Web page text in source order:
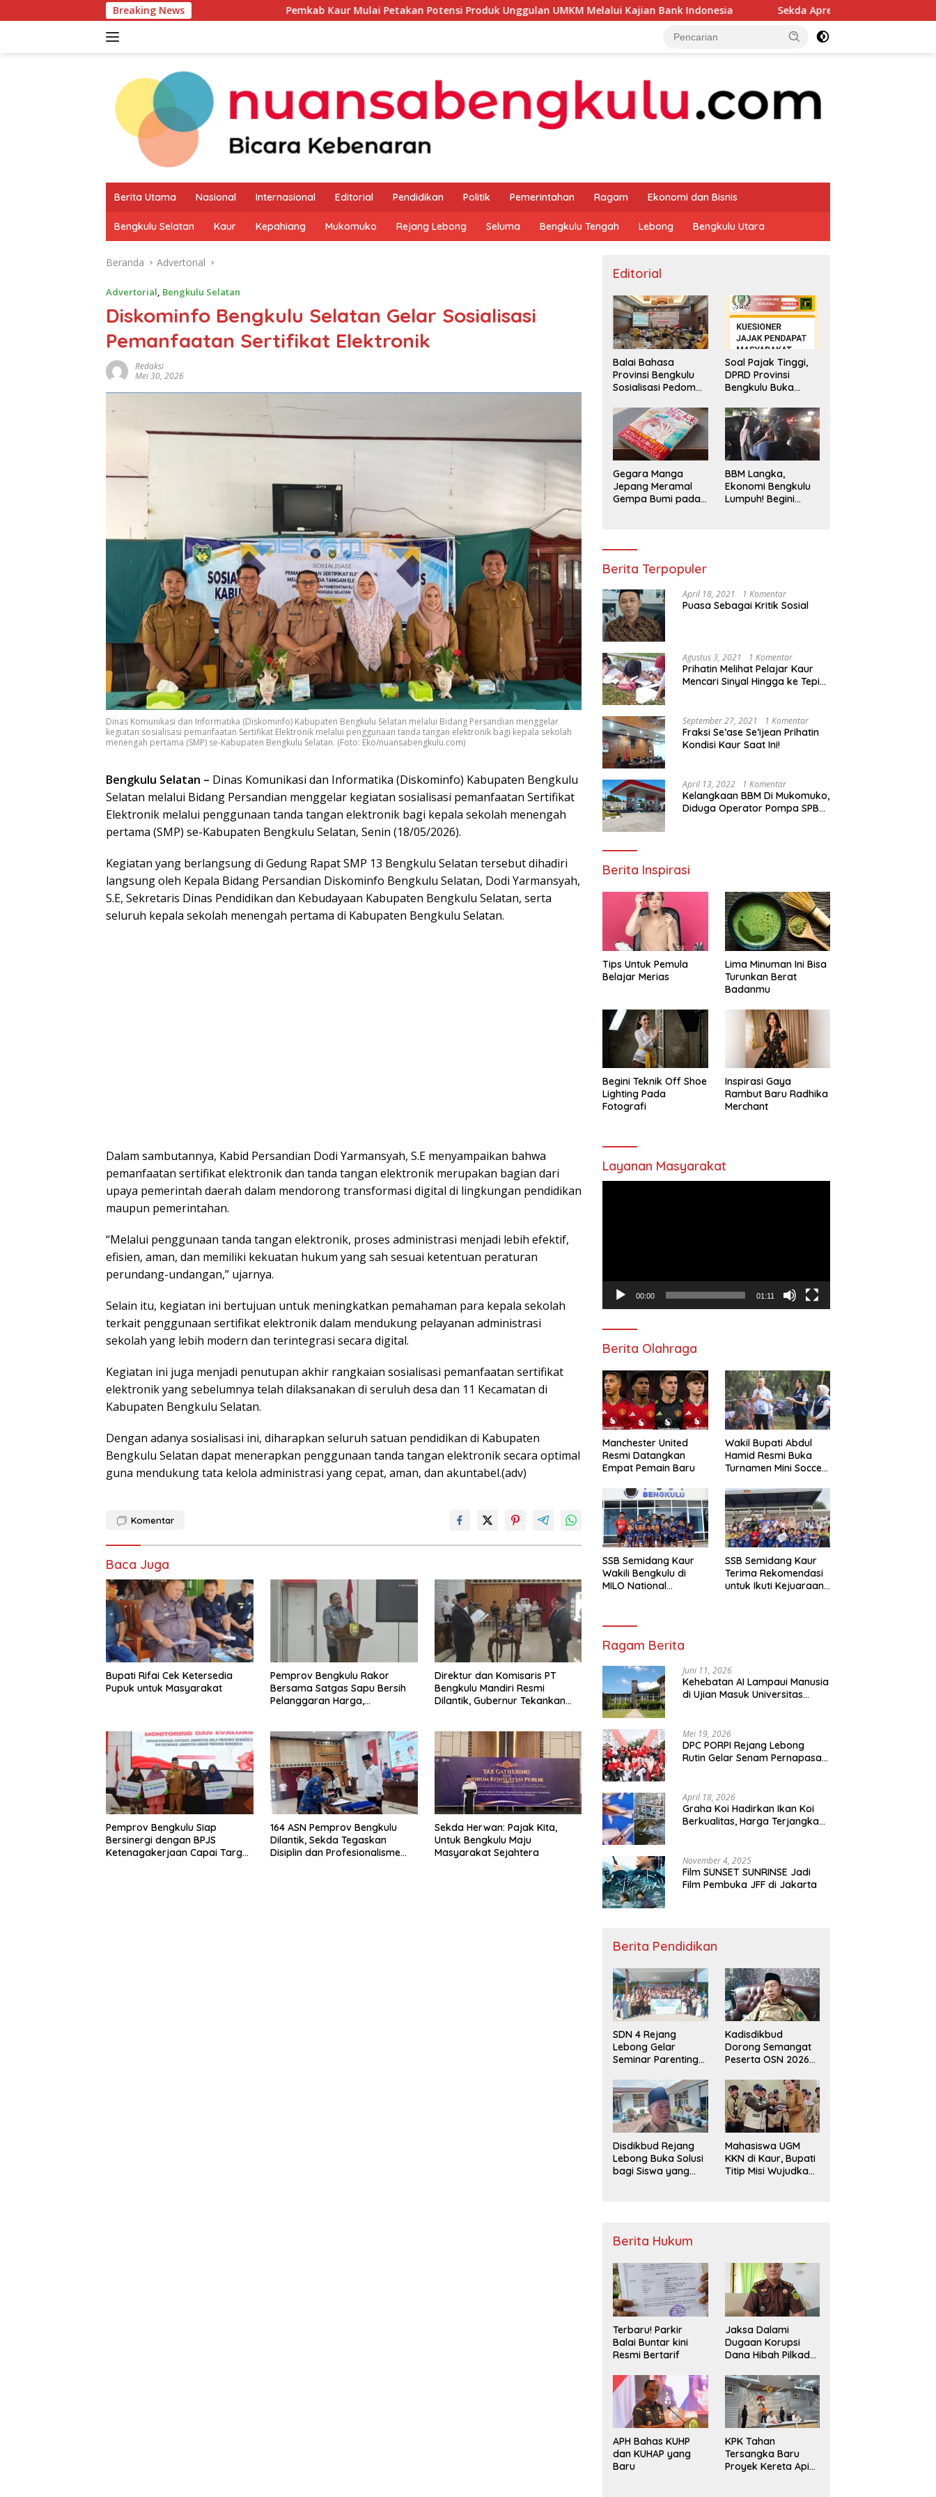
ke
Breaking News Pemkab Kaur Mulai Petakan Potensi Produk Unggulan UMKM Melalui Kajian Bank Indonesia Sekda Apresiasi Inspektorat Provinsi Bengkulu
Berita Utama Nasional Internasional Editorial Pendidikan Politik Pemerintahan Ragam Ekonomi dan Bisnis
Bengkulu Selatan Kaur Kepahiang Mukomuko Rejang Lebong Seluma Bengkulu Tengah Lebong Bengkulu Utara
Beranda Advertorial
Advertorial, Bengkulu Selatan
Diskominfo Bengkulu Selatan Gelar Sosialisasi
Pemanfaatan Sertifikat Elektronik
Redaksi
Mei 30, 2026
Dinas Komunikasi dan Informatika (Diskominfo) Kabupaten Bengkulu Selatan melalui Bidang Persandian menggelar
kegiatan sosialisasi pemanfaatan Sertifikat Elektronik melalui penggunaan tanda tangan elektronik bagi kepala sekolah
menengah pertama (SMP) se-Kabupaten Bengkulu Selatan. (Foto: Eko/nuansabengkulu.com)
Bengkulu Selatan – Dinas Komunikasi dan Informatika (Diskominfo) Kabupaten Bengkulu
Selatan melalui Bidang Persandian menggelar kegiatan sosialisasi pemanfaatan Sertifikat
Elektronik melalui penggunaan tanda tangan elektronik bagi kepala sekolah menengah
pertama (SMP) se-Kabupaten Bengkulu Selatan, Senin (18/05/2026).
Kegiatan yang berlangsung di Gedung Rapat SMP 13 Bengkulu Selatan tersebut dihadiri
langsung oleh Kepala Bidang Persandian Diskominfo Bengkulu Selatan, Dodi Yarmansyah,
S.E, Sekretaris Dinas Pendidikan dan Kebudayaan Kabupaten Bengkulu Selatan, serta
seluruh kepala sekolah menengah pertama di Kabupaten Bengkulu Selatan.
Dalam sambutannya, Kabid Persandian Dodi Yarmansyah, S.E menyampaikan bahwa
pemanfaatan sertifikat elektronik dan tanda tangan elektronik merupakan bagian dari
upaya pemerintah daerah dalam mendorong transformasi digital di lingkungan pendidikan
maupun pemerintahan.
“Melalui penggunaan tanda tangan elektronik, proses administrasi menjadi lebih efektif,
efisien, aman, dan memiliki kekuatan hukum yang sah sesuai ketentuan peraturan
perundang-undangan,” ujarnya.
Selain itu, kegiatan ini bertujuan untuk meningkatkan pemahaman para kepala sekolah
terkait penggunaan sertifikat elektronik dalam mendukung pelayanan administrasi
sekolah yang lebih modern dan terintegrasi secara digital.
Kegiatan ini juga menjadi penutupan akhir rangkaian sosialisasi pemanfaatan sertifikat
elektronik yang sebelumnya telah dilaksanakan di seruluh desa dan 11 Kecamatan di
Kabupaten Bengkulu Selatan.
Dengan adanya sosialisasi ini, diharapkan seluruh satuan pendidikan di Kabupaten
Bengkulu Selatan dapat menerapkan penggunaan tanda tangan elektronik secara optimal
guna mendukung tata kelola administrasi yang cepat, aman, dan akuntabel.(adv)
Komentar
Baca Juga
Bupati Rifai Cek Ketersedia
Pupuk untuk Masyarakat
Pemprov Bengkulu Rakor
Bersama Satgas Sapu Bersih
Pelanggaran Harga,
Sorotan
Direktur dan Komisaris PT
Bengkulu Mandiri Resmi
Dilantik, Gubernur Tekankan
Pemprov Bengkulu Siap
Bersinergi dengan BPJS
Ketenagakerjaan Capai Target
164 ASN Pemprov Bengkulu
Dilantik, Sekda Tegaskan
Disiplin dan Profesionalisme
Sekda Herwan: Pajak Kita,
Untuk Bengkulu Maju
Masyarakat Sejahtera
Editorial
Balai Bahasa
Provinsi Bengkulu
Sosialisasi Pedoman
Penggunaan
Bahasa Indonesia
Soal Pajak Tinggi,
DPRD Provinsi
Bengkulu Buka
Pengaduan
Masyarakat
Gegara Manga
Jepang Meramal
Gempa Bumi pada
BBM Langka,
Ekonomi Bengkulu
Lumpuh! Begini
Berita Terpopuler
April 18, 2021 1 Komentar
Puasa Sebagai Kritik Sosial
Agustus 3, 2021 1 Komentar
Prihatin Melihat Pelajar Kaur
Mencari Sinyal Hingga ke Tepi
Segera Bertindak
September 27, 2021 1 Komentar
Fraksi Se’ase Se’ijean Prihatin
Kondisi Kaur Saat Ini!
April 13, 2022 1 Komentar
Kelangkaan BBM Di Mukomuko,
Diduga Operator Pompa SPBU
Berita Inspirasi
Tips Untuk Pemula
Belajar Merias
Lima Minuman Ini Bisa
Turunkan Berat
Badanmu
Begini Teknik Off Shoe
Lighting Pada
Fotografi
Inspirasi Gaya
Rambut Baru Radhika
Merchant
Layanan Masyarakat
00:00 01:11
Berita Olahraga
Manchester United
Resmi Datangkan
Empat Pemain Baru
Wakil Bupati Abdul
Hamid Resmi Buka
Turnamen Mini Soccer
SSB Semidang Kaur
Wakili Bengkulu di
MILO National
SSB Semidang Kaur
Terima Rekomendasi
untuk Ikuti Kejuaraan
Ragam Berita
Juni 11, 2026
Kehebatan AI Lampaui Manusia
di Ujian Masuk Universitas
Mei 19, 2026
DPC PORPI Rejang Lebong
Rutin Gelar Senam Pernapasan
April 18, 2026
Graha Koi Hadirkan Ikan Koi
Berkualitas, Harga Terjangkau
November 4, 2025
Film SUNSET SUNRINSE Jadi
Film Pembuka JFF di Jakarta
Berita Pendidikan
SDN 4 Rejang
Lebong Gelar
Seminar Parenting
Bullying,
Kadisdikbud: Patut
Jadi Contoh
Kadisdikbud
Dorong Semangat
Peserta OSN 2026
Disdikbud Rejang
Lebong Buka Solusi
bagi Siswa yang
Mahasiswa UGM
KKN di Kaur, Bupati
Titip Misi Wujudkan
Berita Hukum
Terbaru! Parkir
Balai Buntar kini
Resmi Bertarif
Jaksa Dalami
Dugaan Korupsi
Dana Hibah Pilkada
Kaur
APH Bahas KUHP
dan KUHAP yang
Baru
KPK Tahan
Tersangka Baru
Proyek Kereta Api